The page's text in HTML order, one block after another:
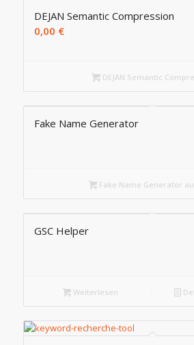
DEJAN Semantic Compression
0,00 €
DEJAN Semantic
Fake Name Generator
Fake Name Generator
GSC Helper
Weiterlesen